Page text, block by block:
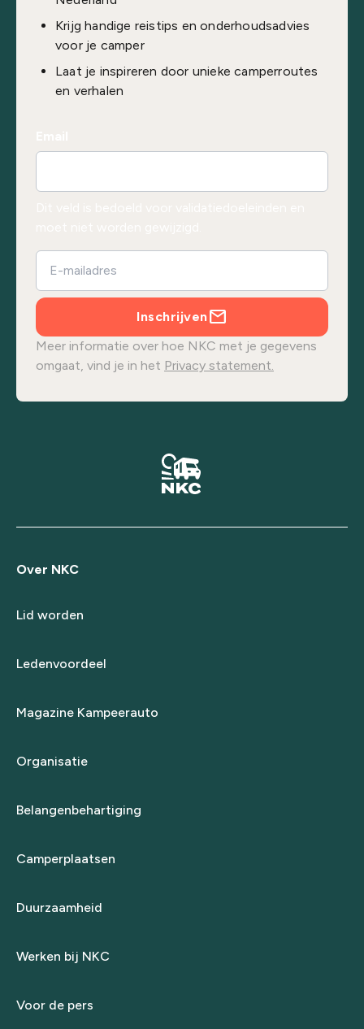
Krijg handige reistips en onderhoudsadvies
voor je camper
Laat je inspireren door unieke camperroutes
en verhalen
Inschrijven
Meer informatie over hoe NKC met je gegevens
omgaat, vind je in het Privacy statement.
Over NKC
Lid worden
Ledenvoordeel
Magazine Kampeerauto
Organisatie
Belangenbehartiging
Camperplaatsen
Duurzaamheid
Werken bij NKC
Voor de pers